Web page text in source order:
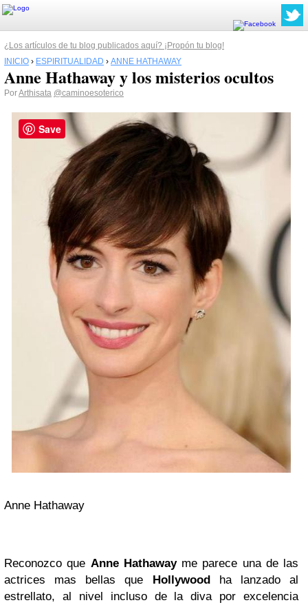
¿Los artículos de tu blog publicados aquí? ¡Propón tu blog!
INICIO › ESPIRITUALIDAD › ANNE HATHAWAY
Anne Hathaway y los misterios ocultos
PorArthisata @caminoesoterico
Anne Hathaway
Reconozco que Anne Hathawayme parece una de las
actrices mas bellas que Hollywoodha lanzado al
estrellato, al nivel incluso de la diva por excelencia
Save